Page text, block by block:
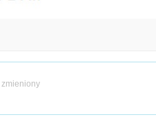
zmieniony